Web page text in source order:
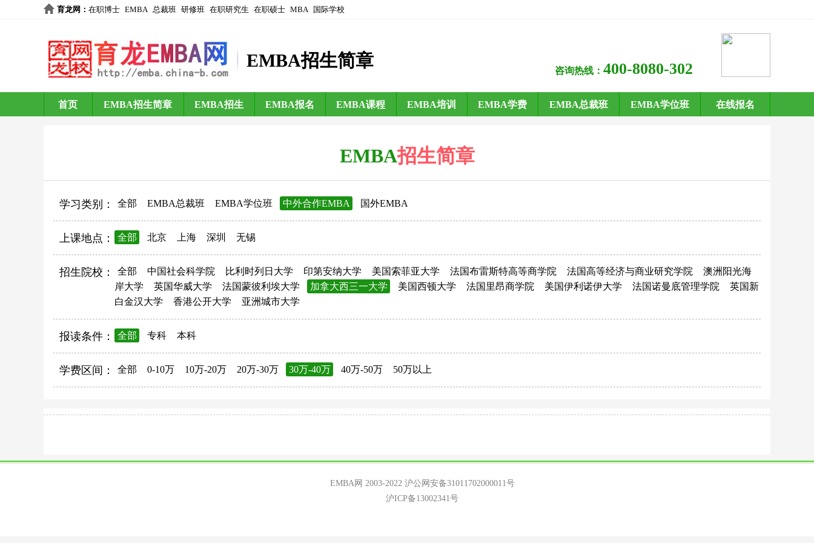
育龙网 ： 在职博士 EMBA 总裁班 研修班 在职研究生 在职硕士 MBA 国际学校
EMBA招生简章
咨询热线： 400-8080-302
首页 EMBA招生简章 EMBA招生 EMBA报名 EMBA课程 EMBA培训 EMBA学费 EMBA总裁班 EMBA学位班 在线报名
EMBA招生简章
学习类别： 全部 EMBA总裁班 EMBA学位班 中外合作EMBA 国外EMBA
上课地点： 全部 北京 上海 深圳 无锡
招生院校： 全部 中国社会科学院 比利时列日大学 印第安纳大学 美国索菲亚大学 法国布雷斯特高等商学院 法国高等经济与商业研究学院
澳洲阳光海
岸大学
英国华威大学 法国蒙彼利埃大学 加拿大西三一大学 美国西顿大学 法国里昂商学院 美国伊利诺伊大学 法国诺曼底管理学院
英国新
白金汉大学
香港公开大学 亚洲城市大学
报读条件： 全部 专科 本科
学费区间： 全部 0-10万 10万-20万 20万-30万 30万-40万 40万-50万 50万以上
EMBA网 2003-2022 沪公网安备31011702000011号
沪ICP备13002341号